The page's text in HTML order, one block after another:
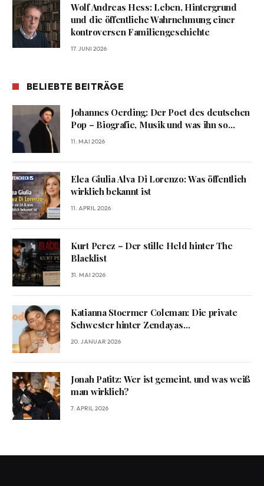
Wolf Andreas Hess: Leben, Hintergrund
und die öffentliche Wahrnehmung einer
kontroversen Familiengeschichte
17. JUNI 2026
BELIEBTE BEITRÄGE
Johannes Oerding: Der Poet des deutschen
Pop – Biografie, Musik und was ihn so
besonders macht
11. MAI 2026
Elea Giulia Alva Di Lorenzo: Was öffentlich
wirklich bekannt ist
11. APRIL 2026
Kurt Perez – Der stille Held hinter The
Blacklist
31. MAI 2026
Katianna Stoermer Coleman: Die private
Schwester hinter Zendayas
bodenständigem Erfolg
20. JANUAR 2026
Jonah Patitz: Wer ist gemeint, und was weiß
man wirklich?
7. APRIL 2026